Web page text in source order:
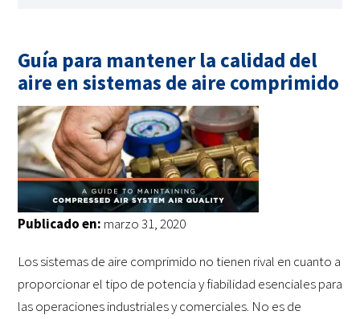
Guía para mantener la calidad del
aire en sistemas de aire comprimido
Publicado en: marzo 31, 2020
Los sistemas de aire comprimido no tienen rival en cuanto a
proporcionar el tipo de potencia y fiabilidad esenciales para
las operaciones industriales y comerciales. No es de